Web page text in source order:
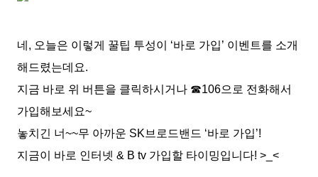
네, 오늘은 이렇게 꿀팁 투성이 ‘바로 가입’ 이벤트를 소개
해드렸는데요.
지금 바로 위 버튼을 클릭하시거나 ☎106으로 전화해서
가입해보세요~
놓치긴 너~~무 아까운 SK브로드밴드 ‘바로 가입’!
지금이 바로 인터넷 & B tv 가입할 타이밍입니다! >_<